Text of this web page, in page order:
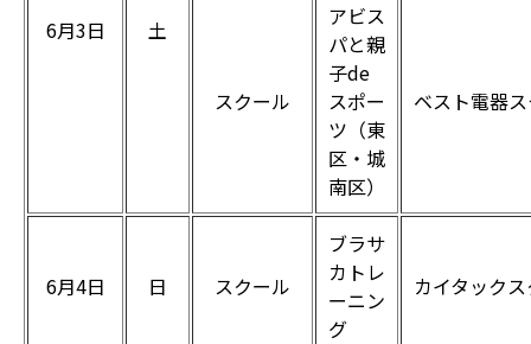
6月3日 土
スクール
アビス
パと親
子de
スポー
ツ（東
区・城
南区）
ベスト電器
6月4日 日 スクール
ブラサ
カトレ
ーニン
グ
カイタック